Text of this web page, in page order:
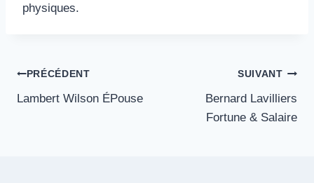
physiques.
Navigation
de
PRÉCÉDENT
Lambert Wilson ÉPouse
SUIVANT
Bernard Lavilliers
Fortune & Salaire